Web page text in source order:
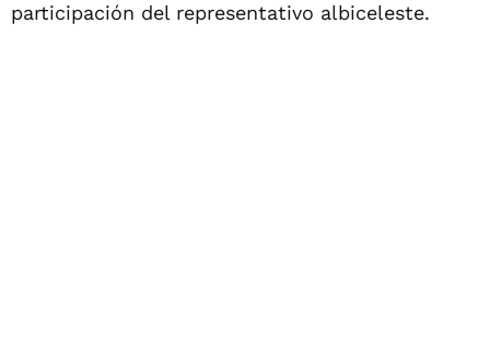
participación del representativo albiceleste.